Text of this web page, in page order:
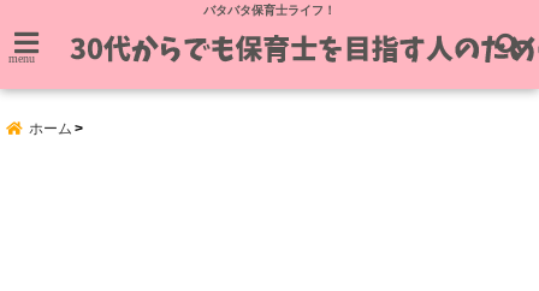
バタバタ保育士ライフ！
menu
ホーム